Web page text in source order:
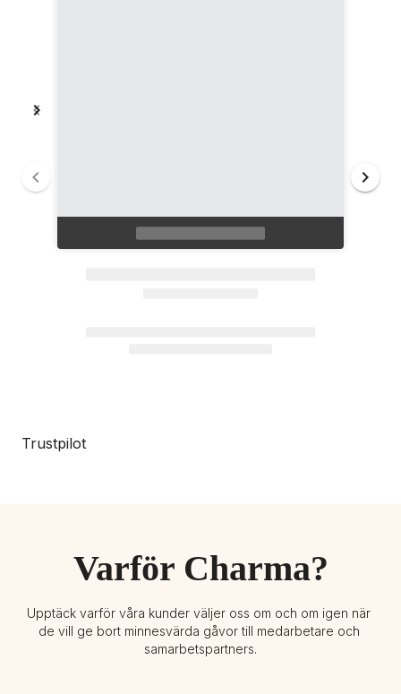
Trustpilot
Varför Charma?
Upptäck varför våra kunder väljer oss om och om igen när
de vill ge bort minnesvärda gåvor till medarbetare och
samarbetspartners.